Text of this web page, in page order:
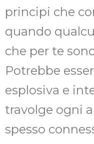
principi che
quando
che per te
Potrebbe
esplosiva e
travolge ogni
spesso